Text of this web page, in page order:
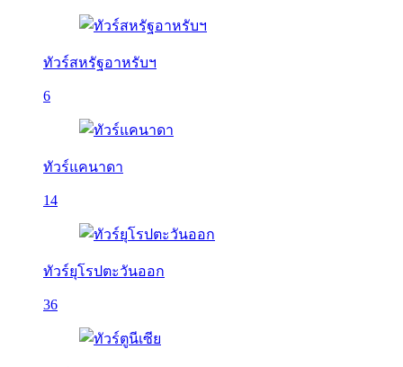
ทัวร์สหรัฐอาหรับฯ
6
ทัวร์แคนาดา
14
ทัวร์ยุโรปตะวันออก
36